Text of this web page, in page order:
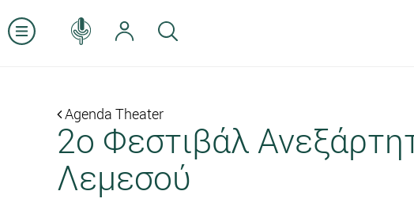
Agenda Theater
2ο Φεστιβάλ
Λεμεσού